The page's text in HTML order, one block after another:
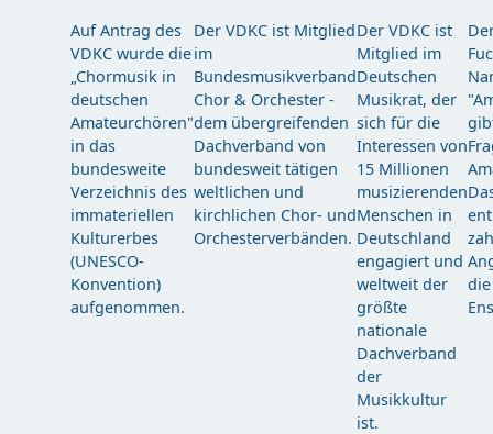
Auf Antrag des
VDKC wurde die
„Chormusik in
deutschen
Amateurchören"
in das
bundesweite
Verzeichnis des
immateriellen
Kulturerbes
(UNESCO-
Konvention)
aufgenommen.
Der VDKC ist Mitglied
im
Bundesmusikverband
Chor & Orchester -
dem übergreifenden
Dachverband von
bundesweit tätigen
weltlichen und
kirchlichen Chor- und
Orchesterverbänden.
Der VDKC ist
Mitglied im
Deutschen
Musikrat, der
sich für die
Interessen von
15 Millionen
musizierenden
Menschen in
Deutschland
engagiert und
weltweit der
größte
nationale
Dachverband
der
Musikkultur
ist.
die